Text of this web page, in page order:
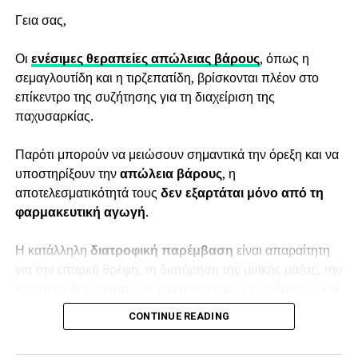
γυναικεία γονιμότητα
Δείτε το εργαλείο εδώ:
https://diaitologos.com/somatiki-drastiriotita-
poses-thermides-kais-kai-posa-vimata-kaneis-tin-
imera/
Το αποτέλεσμα είναι ενδεικτικό, βασίζεται σε γενικούς
υπολογισμούς και δεν υποκαθιστά εξατομικευμένη
διατροφική ή ιατρική συμβουλή.
Γεια σας,
Οι ενέσιμες θεραπείες απώλειας βάρους, όπως η
σεμαγλουτίδη και η τιρζεπατίδη, βρίσκονται πλέον στο
επίκεντρο της συζήτησης για τη διαχείριση της
παχυσαρκίας.
Παρότι μπορούν να μειώσουν σημαντικά την όρεξη και να
υποστηρίξουν τηναπώλεια βάρους, η
αποτελεσματικότητά τους δεν εξαρτάται μόνο από τη
φαρμακευτική αγωγή.
Η κατάλληλη διατροφική παρέμβαση είναι απαραίτητη
τη δημιουργία συνηθειών που μπορούν να διατηρηθούν
μακροπρόθεσμα.
CONTINUE READING